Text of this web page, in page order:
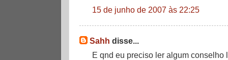
15 de junho de 2007 às 22:25
Sahh disse...
E qnd eu preciso ler algum